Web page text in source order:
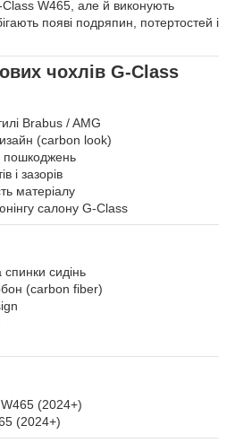
W465, але й виконують
появі подряпин, потертостей і
чохлів G-Class
Brabus / AMG
(carbon look)
пошкоджень
і зазорів
матеріалу
салону G-Class
сидінь
(carbon fiber)
(2024+)
(2024+)